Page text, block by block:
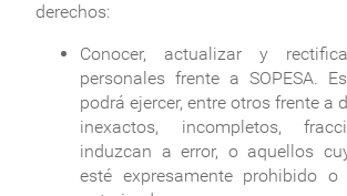
derechos:
Conocer, actualizar y
personales frente a SOPESA.
podrá ejercer, entre otros frente a
inexactos, incompletos,
induzcan a error, o aquellos
esté expresamente prohibido